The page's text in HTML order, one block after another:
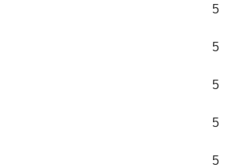
5
5
5
5
5